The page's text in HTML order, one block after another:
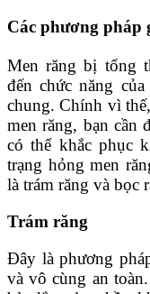
Các phương pháp
Men răng bị tổng
đến chức năng
chung. Chính vì
men răng, bạn cần
có thể khắc phục
trạng hỏng men
là trám răng và bọc
Trám răng
Đây là phương
và vô cùng an